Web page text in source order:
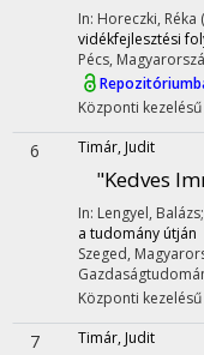
In: Horeczki, Réka
vidékfejlesztési
Pécs,
Központi kezelésű
6 Timár, Judit
"Kedves
In: Lengyel,
a tudomány útján
Szeged,
Központi kezelésű
7 Timár, Judit